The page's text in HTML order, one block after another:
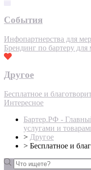
События
Инфопартнерства для
Брендинг по бартеру для
Другое
Бесплатное и
Интересное
Бартер.РФ -
услугами и
> Другое
> Бесплатное и